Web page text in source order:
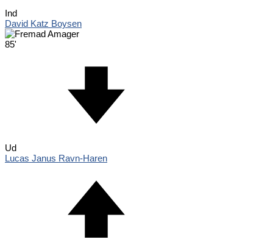
Ind
David Katz Boysen
85'
Ud
Lucas Janus Ravn-Haren